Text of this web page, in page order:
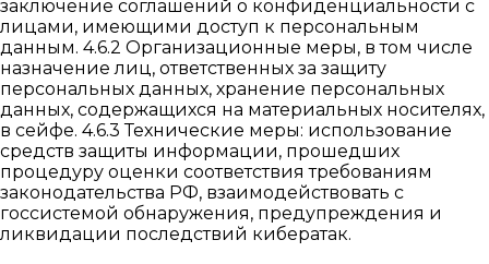
заключение соглашений о конфиденциальности с
лицами, имеющими доступ к персональным
данным. 4.6.2 Организационные меры, в том числе
назначение лиц, ответственных за защиту
персональных данных, хранение персональных
данных, содержащихся на материальных носителях,
в сейфе. 4.6.3 Технические меры: использование
средств защиты информации, прошедших
процедуру оценки соответствия требованиям
законодательства РФ, взаимодействовать с
госсистемой обнаружения, предупреждения и
ликвидации последствий кибератак.